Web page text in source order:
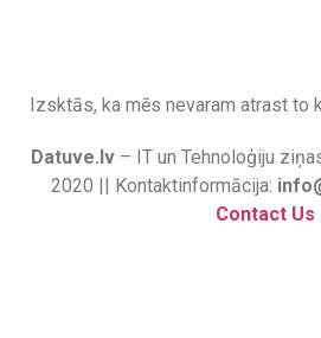
Izsktās, ka mēs nevaram atrast to
Datuve.lv– IT un Tehnoloģiju
2020 || Kontaktinformācija:
Contact Us